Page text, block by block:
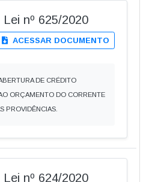
nº 625/2020
ACESSAR DOCUMENTO
DE CRÉDITO
ORÇAMENTO DO CORRENTE
PROVIDÊNCIAS.
nº 624/2020